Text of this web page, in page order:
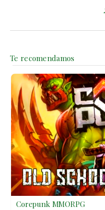
Corepunk MMORPG